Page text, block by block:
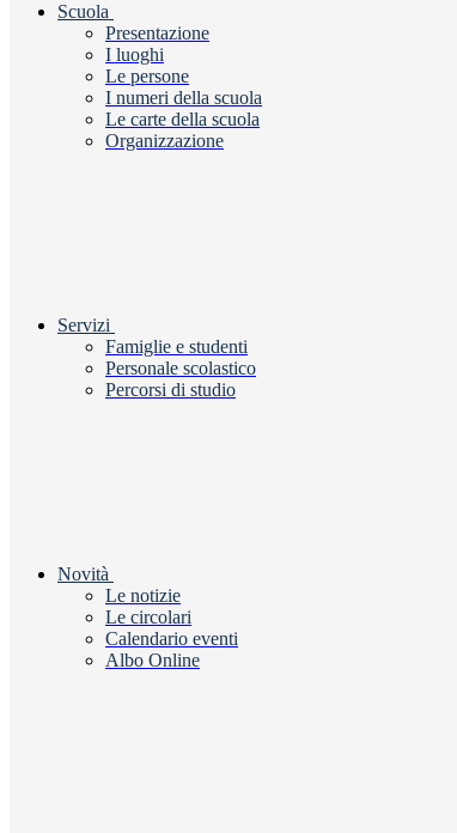
Scuola
Presentazione
I luoghi
Le persone
I numeri della scuola
Le carte della scuola
Organizzazione
Servizi
Famiglie e studenti
Personale scolastico
Percorsi di studio
Novità
Le notizie
Le circolari
Calendario eventi
Albo Online